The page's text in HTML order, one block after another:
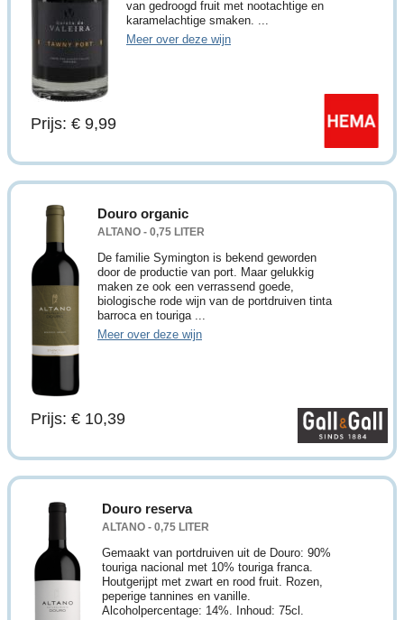
van gedroogd fruit met nootachtige en
karamelachtige smaken. ...
Meer over deze wijn
Prijs: € 9,99
Douro organic
ALTANO - 0,75 LITER
De familie Symington is bekend geworden
door de productie van port. Maar gelukkig
maken ze ook een verrassend goede,
biologische rode wijn van de portdruiven tinta
barroca en touriga ...
Meer over deze wijn
Prijs: € 10,39
Douro reserva
ALTANO - 0,75 LITER
Gemaakt van portdruiven uit de Douro: 90%
touriga nacional met 10% touriga franca.
Houtgerijpt met zwart en rood fruit. Rozen,
peperige tannines en vanille.
Alcoholpercentage: 14%. Inhoud: 75cl.